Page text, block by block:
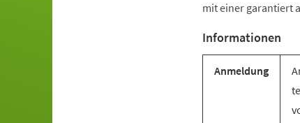
mit einer garantiert
Informationen
Anmeldung